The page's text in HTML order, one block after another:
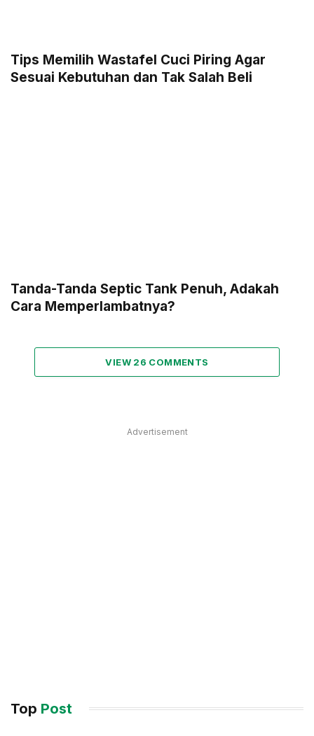
Tips Memilih Wastafel Cuci Piring Agar
Sesuai Kebutuhan dan Tak Salah Beli
Tanda-Tanda Septic Tank Penuh, Adakah
Cara Memperlambatnya?
VIEW 26 COMMENTS
Advertisement
Top Post